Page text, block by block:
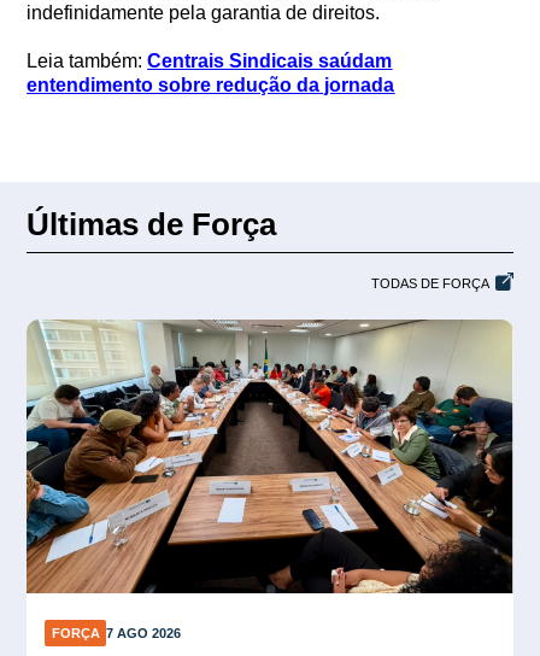
indefinidamente pela garantia de direitos.
Leia também:Centrais Sindicais saúdam
entendimento sobre redução da jornada
Últimas de Força
TODAS DE FORÇA
FORÇA 7 AGO 2026